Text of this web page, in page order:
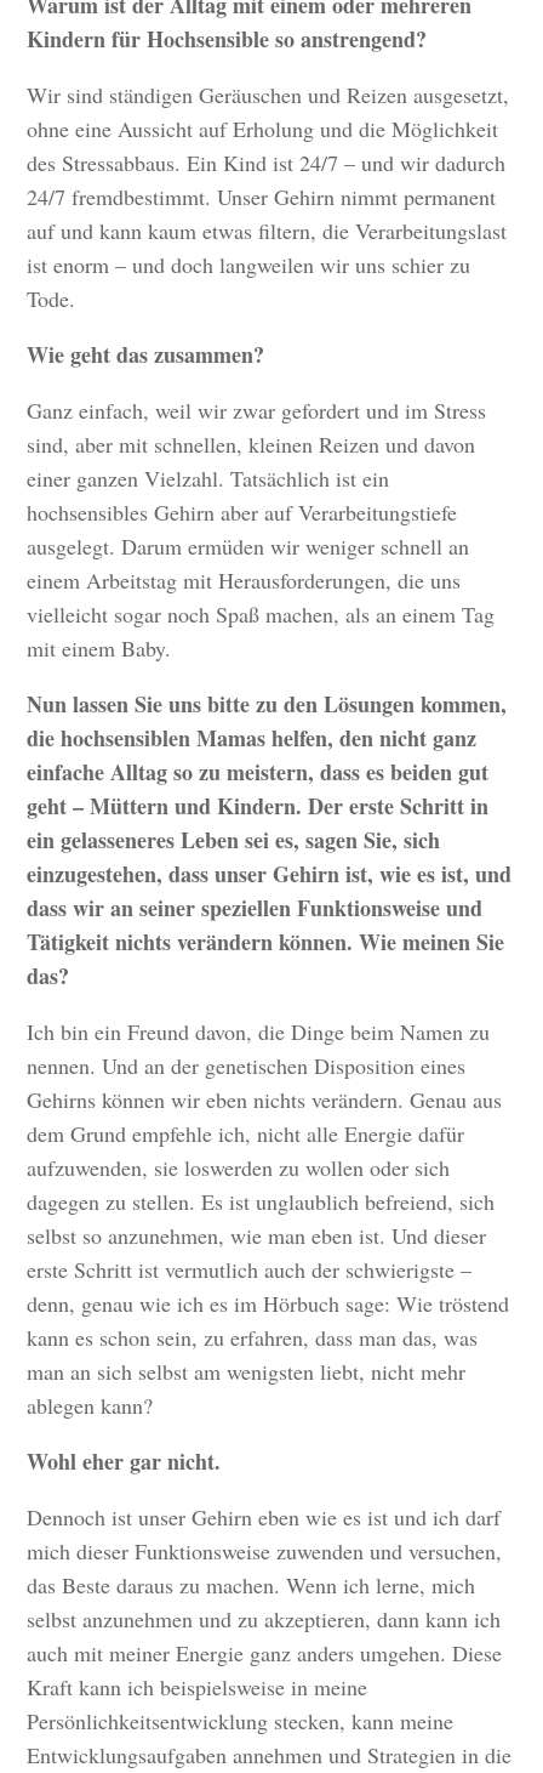
Kindern für Hochsensible so anstrengend?
Wir sind ständigen Geräuschen und Reizen ausgesetzt,
ohne eine Aussicht auf Erholung und die Möglichkeit
des Stressabbaus. Ein Kind ist 24/7 – und wir dadurch
24/7 fremdbestimmt. Unser Gehirn nimmt permanent
auf und kann kaum etwas filtern, die Verarbeitungslast
ist enorm – und doch langweilen wir uns schier zu
Tode.
Wie geht das zusammen?
Ganz einfach, weil wir zwar gefordert und im Stress
sind, aber mit schnellen, kleinen Reizen und davon
einer ganzen Vielzahl. Tatsächlich ist ein
hochsensibles Gehirn aber auf Verarbeitungstiefe
ausgelegt. Darum ermüden wir weniger schnell an
einem Arbeitstag mit Herausforderungen, die uns
vielleicht sogar noch Spaß machen, als an einem Tag
mit einem Baby.
Nun lassen Sie uns bitte zu den Lösungen kommen,
die hochsensiblen Mamas helfen, den nicht ganz
einfache Alltag so zu meistern, dass es beiden gut
geht – Müttern und Kindern. Der erste Schritt in
ein gelasseneres Leben sei es, sagen Sie, sich
einzugestehen, dass unser Gehirn ist, wie es ist, und
dass wir an seiner speziellen Funktionsweise und
Tätigkeit nichts verändern können. Wie meinen Sie
das?
Ich bin ein Freund davon, die Dinge beim Namen zu
nennen. Und an der genetischen Disposition eines
Gehirns können wir eben nichts verändern. Genau aus
dem Grund empfehle ich, nicht alle Energie dafür
aufzuwenden, sie loswerden zu wollen oder sich
dagegen zu stellen. Es ist unglaublich befreiend, sich
selbst so anzunehmen, wie man eben ist. Und dieser
erste Schritt ist vermutlich auch der schwierigste –
denn, genau wie ich es im Hörbuch sage: Wie tröstend
kann es schon sein, zu erfahren, dass man das, was
man an sich selbst am wenigsten liebt, nicht mehr
ablegen kann?
Wohl eher gar nicht.
Dennoch ist unser Gehirn eben wie es ist und ich darf
mich dieser Funktionsweise zuwenden und versuchen,
das Beste daraus zu machen. Wenn ich lerne, mich
selbst anzunehmen und zu akzeptieren, dann kann ich
auch mit meiner Energie ganz anders umgehen. Diese
Kraft kann ich beispielsweise in meine
Persönlichkeitsentwicklung stecken, kann meine
Entwicklungsaufgaben annehmen und Strategien in die